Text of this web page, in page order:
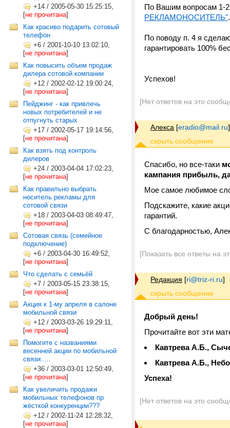
+14 / 2005-05-30 15:25:15,
[не прочитана]
Как красиво подарить сотовый
телефон
+6 / 2001-10-10 13:02:10,
[не прочитана]
Как повысить объем продаж
дилера сотовой компании
+12 / 2002-02-12 19:00:24,
[не прочитана]
Пейджинг - как привлечь
новых потребителей и не
отпугнуть старых
+17 / 2002-05-17 19:14:56,
[не прочитана]
Как взять под контроль
дилеров
+24 / 2003-04-04 17:02:23,
[не прочитана]
Как правильно выбрать
носитель рекламы для
сотовой связи
+18 / 2003-04-03 08:49:47,
[не прочитана]
Сотовая связь (семейное
подключение)
+6 / 2003-04-30 16:49:52,
[не прочитана]
Что сделать с семьёй
+7 / 2003-05-15 23:38:15,
[не прочитана]
Акция к 1-му апреля в салоне
мобильной связи
+12 / 2003-03-26 19:29:11,
[не прочитана]
Помогите с названиями
весенней акции по мобильной
связи.....
+36 / 2003-03-01 12:50:49,
[не прочитана]
Как увеличить продажи
мобильных телефонов пр
жёсткой конкуренции???
+12 / 2002-11-24 12:28:32,
[не прочитана]
По Вашим вопросам 1-2
РЕКЛАМОНОСИТЕЛЬ".
По поводу п. 4 я
гарантировать 100%
Успехов!
[Нет ответов на это
Алекса [eradio@mail.ru]
Спасибо, но все-таки
кампания прибыль,
Мое самое любимое
Подскажите, какие
гарантий.
С благодарностью,
[Показать все ответы на
Редакция [ri@triz-ri.ru]
Добрый день!
Прочитайте вот эти
Кавтрева А.Б.,
Кавтрева А.Б.,
Успеха!
[Нет ответов на это